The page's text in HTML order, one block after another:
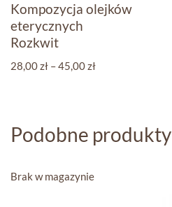
Kompozycja olejków
eterycznych
Rozkwit
28,00zł –45,00zł
Podobne produkty
Brak w magazynie